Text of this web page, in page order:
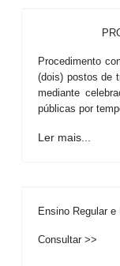
Procedimento
(dois) postos de
mediante
públicas por
Ler mais...
Ensino Regular e
Consultar >>